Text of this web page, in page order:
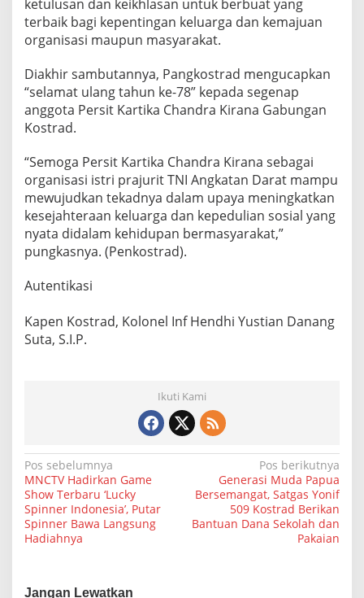
ketulusan dan keikhlasan untuk berbuat yang
terbaik bagi kepentingan keluarga dan kemajuan
organisasi maupun masyarakat.
Diakhir sambutannya, Pangkostrad mengucapkan
“selamat ulang tahun ke-78” kepada segenap
anggota Persit Kartika Chandra Kirana Gabungan
Kostrad.
“Semoga Persit Kartika Chandra Kirana sebagai
organisasi istri prajurit TNI Angkatan Darat mampu
mewujudkan tekadnya dalam upaya meningkatkan
kesejahteraan keluarga dan kepedulian sosial yang
nyata didalam kehidupan bermasyarakat,”
pungkasnya. (Penkostrad).
Autentikasi
Kapen Kostrad, Kolonel Inf Hendhi Yustian Danang
Suta, S.I.P.
Ikuti Kami
N
a
v
i
a
Pos sebelumnya
MNCTV Hadirkan Game
Show Terbaru ‘Lucky
Spinner Indonesia’, Putar
Spinner Bawa Langsung
Hadiahnya
Pos berikutnya
Generasi Muda Papua
Bersemangat, Satgas Yonif
509 Kostrad Berikan
Bantuan Dana Sekolah dan
Pakaian
Jangan Lewatkan